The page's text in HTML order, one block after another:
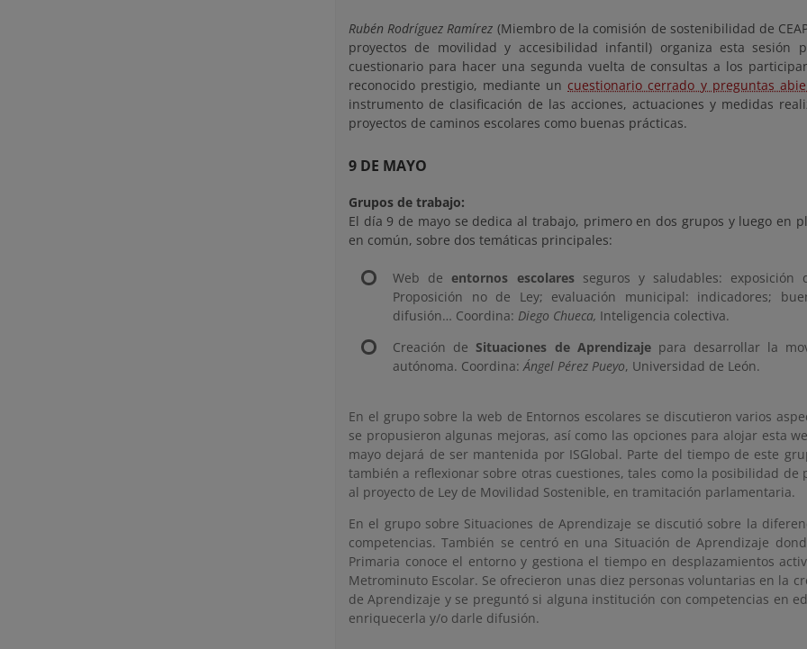
Rubén Rodríguez Ramírez (Miembro de la comisión de sostenibilidad de
proyectos de movilidad y accesibilidad infantil) organiza esta sesión
cuestionario para hacer una segunda vuelta de consultas a los
reconocido prestigio, mediante un cuestionario cerrado y preguntas
instrumento de clasificación de las acciones, actuaciones y medidas
proyectos de caminos escolares como buenas prácticas.
9 DE MAYO
Grupos de trabajo:
El día 9 de mayo se dedica al trabajo, primero en dos grupos y luego en
en común, sobre dos temáticas principales:
Web deentornos escolaresseguros y saludables: exposición
Proposición no de Ley; evaluación municipal: indicadores;
difusión… Coordina: Diego Chueca, Inteligencia colectiva.
Creación deSituaciones de Aprendizajepara desarrollar la
autónoma. Coordina: Ángel Pérez Pueyo, Universidad de León.
En el grupo sobre la web de Entornos escolares se discutieron varios
se propusieron algunas mejoras, así como las opciones para alojar esta
mayo dejará de ser mantenida por ISGlobal. Parte del tiempo de este
también a reflexionar sobre otras cuestiones, tales como la posibilidad de
al proyecto de Ley de Movilidad Sostenible, en tramitación parlamentaria.
En el grupo sobre Situaciones de Aprendizaje se discutió sobre la
competencias. También se centró en una Situación de Aprendizaje
Primaria conoce el entorno y gestiona el tiempo en desplazamientos
Metrominuto Escolar. Se ofrecieron unas diez personas voluntarias en la
de Aprendizaje y se preguntó si alguna institución con competencias en
enriquecerla y/o darle difusión.